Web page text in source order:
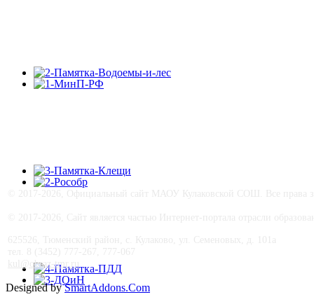
kul@obraz-tmr.ru
Designed bySmartAddons.Com